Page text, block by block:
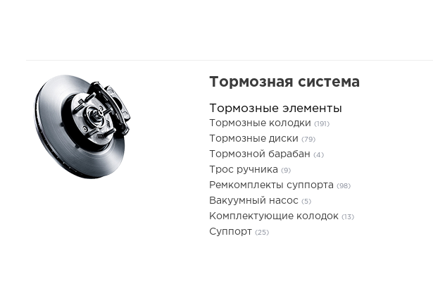
Тормозная система
Тормозные элементы
Тормозные колодки (191)
Тормозные диски (79)
Тормозной барабан (4)
Трос ручника (9)
Ремкомплекты суппорта (98)
Вакуумный насос (5)
Комплектующие колодок (13)
Суппорт (25)